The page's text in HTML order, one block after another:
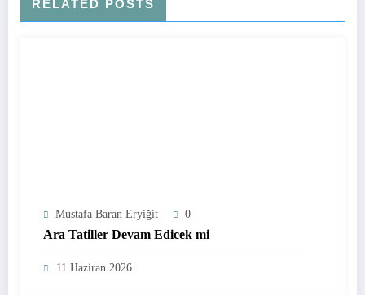
RELATED POSTS
Mustafa Baran Eryiğit 0
Ara Tatiller Devam Edicek mi
11 Haziran 2026